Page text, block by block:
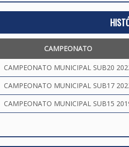
CAMPEONATO
CAMPEONATO MUNICIPAL SUB20
CAMPEONATO MUNICIPAL SUB17
CAMPEONATO MUNICIPAL SUB15